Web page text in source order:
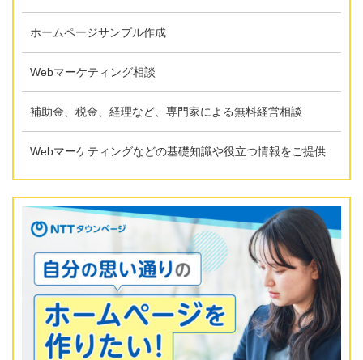
ホームページサンプル作成
Webマーケティング相談
補助金、税金、経理など、専門家による無料経営相談
Webマーケティングなどの基礎知識や役立つ情報をご提供